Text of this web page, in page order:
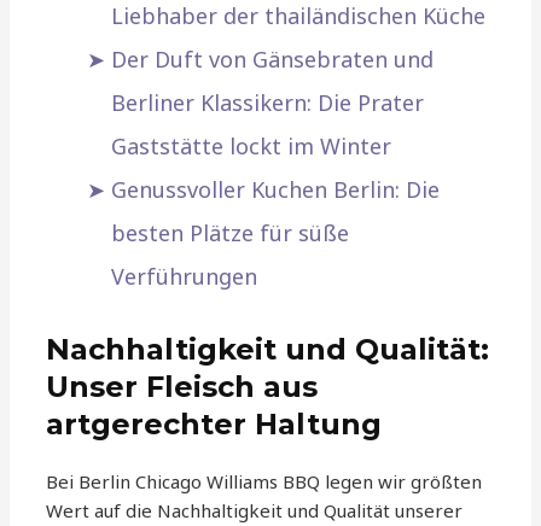
Liebhaber der thailändischen Küche
Der Duft von Gänsebraten und
Berliner Klassikern: Die Prater
Gaststätte lockt im Winter
Genussvoller Kuchen Berlin: Die
besten Plätze für süße
Verführungen
Nachhaltigkeit und Qualität:
Unser Fleisch aus
artgerechter Haltung
Bei Berlin Chicago Williams BBQ legen wir größten
Wert auf die Nachhaltigkeit und Qualität unserer